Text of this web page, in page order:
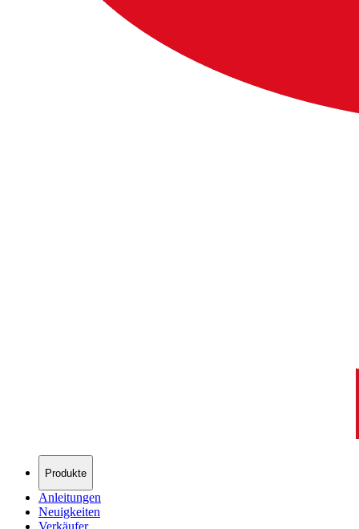
Produkte
Anleitungen
Neuigkeiten
Verkäufer